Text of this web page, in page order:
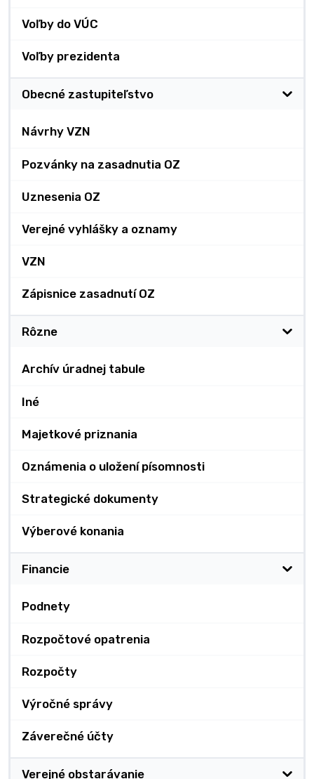
Voľby do VÚC
Voľby prezidenta
Obecné zastupiteľstvo
Návrhy VZN
Pozvánky na zasadnutia OZ
Uznesenia OZ
Verejné vyhlášky a oznamy
VZN
Zápisnice zasadnutí OZ
Rôzne
Archív úradnej tabule
Iné
Majetkové priznania
Oznámenia o uložení písomnosti
Strategické dokumenty
Výberové konania
Financie
Podnety
Rozpočtové opatrenia
Rozpočty
Výročné správy
Záverečné účty
Verejné obstarávanie